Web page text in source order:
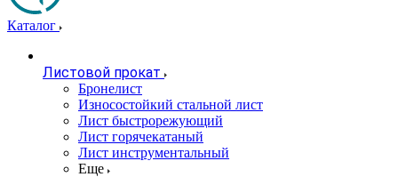
Каталог
Листовой прокат
Бронелист
Износостойкий стальной лист
Лист быстрорежующий
Лист горячекатаный
Лист инструментальный
Еще